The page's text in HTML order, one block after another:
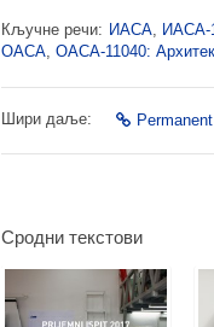
Кључне речи: ИАСА, ИАСА-
ОАСА, ОАСА-11040:
Шири даље:
Сродни текстови